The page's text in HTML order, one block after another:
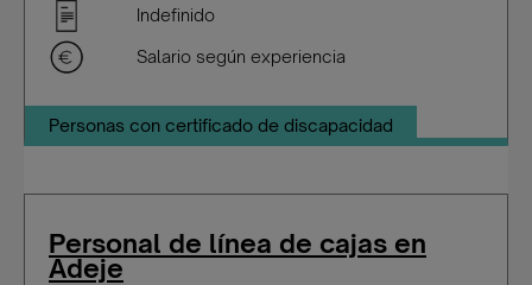
Indefinido
Salario según experiencia
Personas con certificado de discapacidad
Personal de línea de cajas en
Adeje